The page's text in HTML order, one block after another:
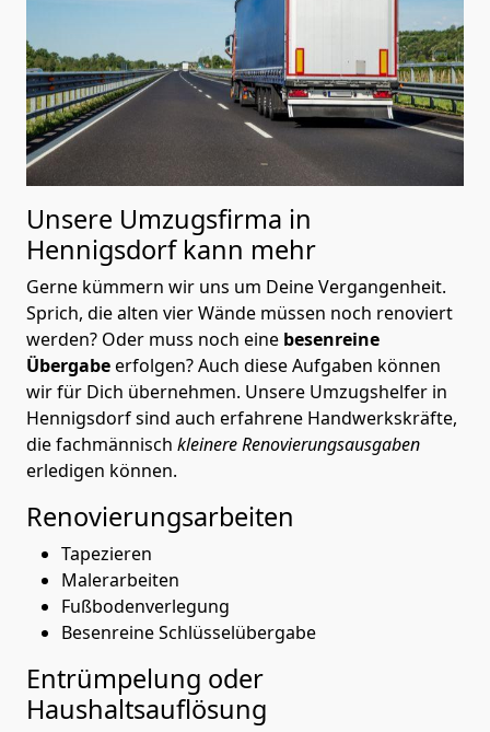
Unsere Umzugsfirma in
Hennigsdorf kann mehr
Gerne kümmern wir uns um Deine Vergangenheit.
Sprich, die alten vier Wände müssen noch renoviert
werden? Oder muss noch eine besenreine
Übergabeerfolgen? Auch diese Aufgaben können
wir für Dich übernehmen. Unsere Umzugshelfer in
Hennigsdorf sind auch erfahrene Handwerkskräfte,
die fachmännisch kleinere Renovierungsausgaben
erledigen können.
Renovierungsarbeiten
Tapezieren
Malerarbeiten
Fußbodenverlegung
Besenreine Schlüsselübergabe
Entrümpelung oder
Haushaltsauflösung